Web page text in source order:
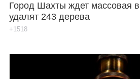
Город Шахты ждет массовая
удалят 243 дерева
+1518